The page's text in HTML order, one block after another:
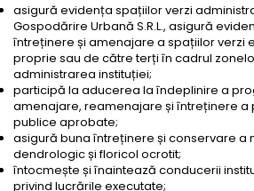
asigură evidența spațiilor verzi
Gospodărire Urbană S.R.L., asigură
întreținere și amenajare a spațiilor verzi
proprie sau de către terți în cadrul
administrarea instituției;
participă la aducerea la îndeplinire a
amenajare, reamenajare și întreținere a
publice aprobate;
asigură buna întreținere și conservare a
dendrologic și floricol ocrotit;
întocmește și înaintează conducerii
privind lucrările executate;